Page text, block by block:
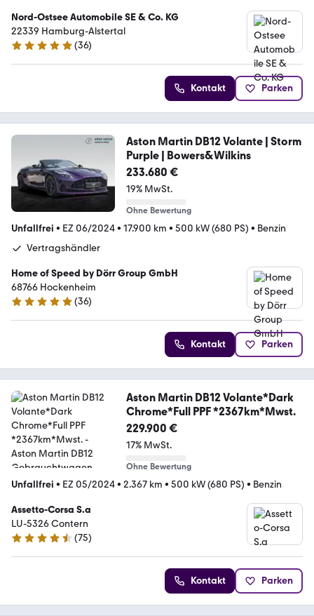
Nord-Ostsee Automobile SE & Co. KG
22339 Hamburg-Alstertal
5 Sterne
(36)
Kontakt Parken
Aston Martin DB12 Volante | Storm
Purple | Bowers&Wilkins
233.680 €
19% MwSt.
Ohne Bewertung
Unfallfrei • EZ 06/2024• 17.900 km • 500 kW (680 PS) • Benzin
Vertragshändler
Home of Speed by Dörr Group GmbH
68766 Hockenheim
5 Sterne
(36)
Kontakt Parken
Aston Martin DB12 Volante*Dark
Chrome*Full PPF *2367km*Mwst.
229.900 €
17% MwSt.
Ohne Bewertung
Unfallfrei • EZ 05/2024• 2.367 km • 500 kW (680 PS) • Benzin
Assetto-Corsa S.a
LU-5326 Contern
4.7 Sterne
(75)
Kontakt Parken